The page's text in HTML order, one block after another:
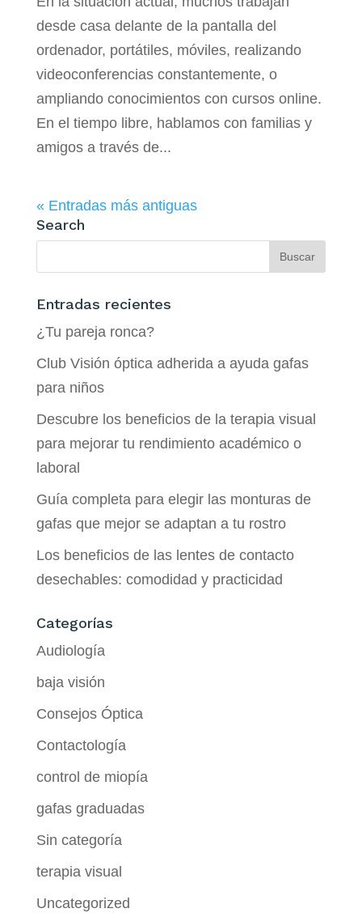
desde casa delante de la pantalla del
ordenador, portátiles, móviles, realizando
videoconferencias constantemente, o
ampliando conocimientos con cursos online.
En el tiempo libre, hablamos con familias y
amigos a través de...
« Entradas más antiguas
Search
Entradas recientes
¿Tu pareja ronca?
Club Visión óptica adherida a ayuda gafas
para niños
Descubre los beneficios de la terapia visual
para mejorar tu rendimiento académico o
laboral
Guía completa para elegir las monturas de
gafas que mejor se adaptan a tu rostro
Los beneficios de las lentes de contacto
desechables: comodidad y practicidad
Categorías
Audiología
baja visión
Consejos Óptica
Contactología
control de miopía
gafas graduadas
Sin categoría
terapia visual
Uncategorized